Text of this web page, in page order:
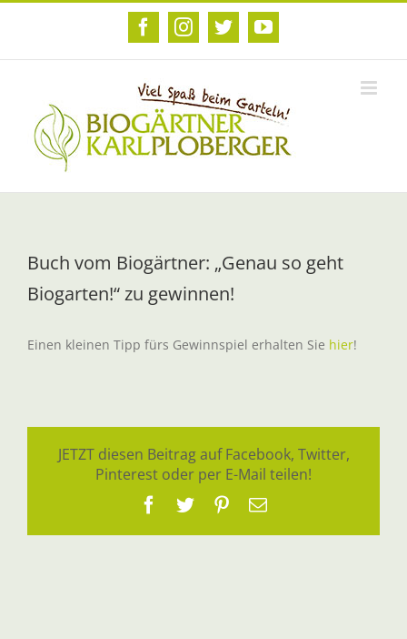
Zum
FacebookInstagram
TwitterYouTube
Buch vom Biogärtner: „Genau so geht
Biogarten!“ zu gewinnen!
Einen kleinen Tipp fürs Gewinnspiel erhalten Sie hier!
JETZT diesen Beitrag auf Facebook, Twitter,
Pinterest oder per E-Mail teilen!
Facebook
TwitterPinterest
E-